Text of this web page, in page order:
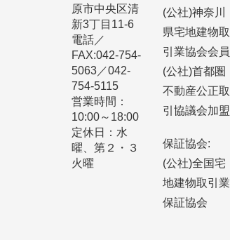
原市中央区清
新3丁目11-6
電話／
FAX:042-754-
5063／042-
754-5115
営業時間：
10:00～18:00
定休日：水
曜、第２・３
火曜
(公社)神奈川
県宅地建物取
引業協会会員
(公社)首都圏
不動産公正取
引協議会加盟
保証協会:
(公社)全国宅
地建物取引業
保証協会